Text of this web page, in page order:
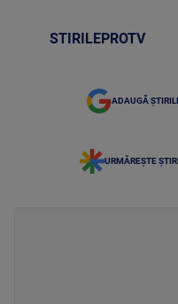
STIRILEPROTV
ADAUGĂ
URMĂREȘTE